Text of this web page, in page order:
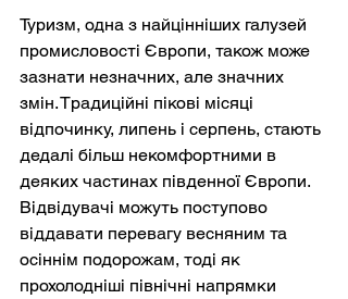
Туризм, одна з найцінніших галузей
промисловості Європи, також може
зазнати незначних, але значних
змін. Традиційні пікові місяці
відпочинку, липень і серпень, стають
дедалі більш некомфортними в
деяких частинах південної Європи.
Відвідувачі можуть поступово
віддавати перевагу весняним та
осіннім подорожам, тоді як
прохолодніші північні напрямки